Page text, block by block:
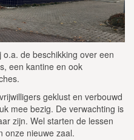
de beschikking over een
een kantine en ook
geklust en verbouwd
mee bezig. De verwachting is
zijn. Wel starten de lessen
onze nieuwe zaal.